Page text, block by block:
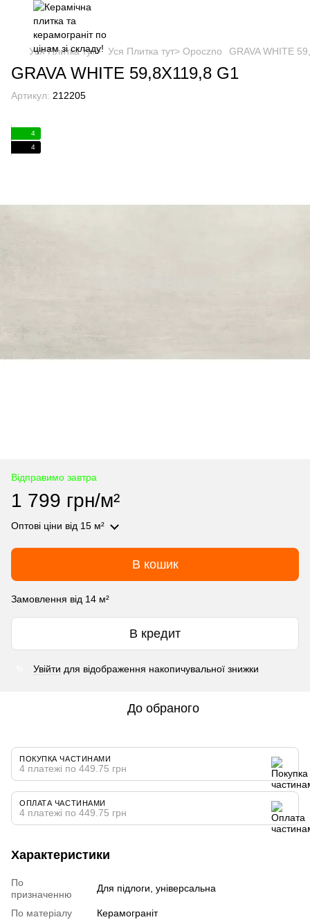
Уся Плитка тут> Уся Плитка тут> Opoczno GRAVA WHITE
GRAVA WHITE 59,8X119,8 G1
Артикул: 212205
4
4
Відправимо завтра
1 799 грн/м²
Оптові ціни від 15 м²
В кошик
Замовлення від 14 м²
В кредит
Увійти для відображення накопичувальної знижки
До обраного
ПОКУПКА ЧАСТИНАМИ
4 платежі по 449.75 грн
ОПЛАТА ЧАСТИНАМИ
4 платежі по 449.75 грн
Характеристики
По
призначенню
Для підлоги, універсальна
По матеріалу
Керамограніт